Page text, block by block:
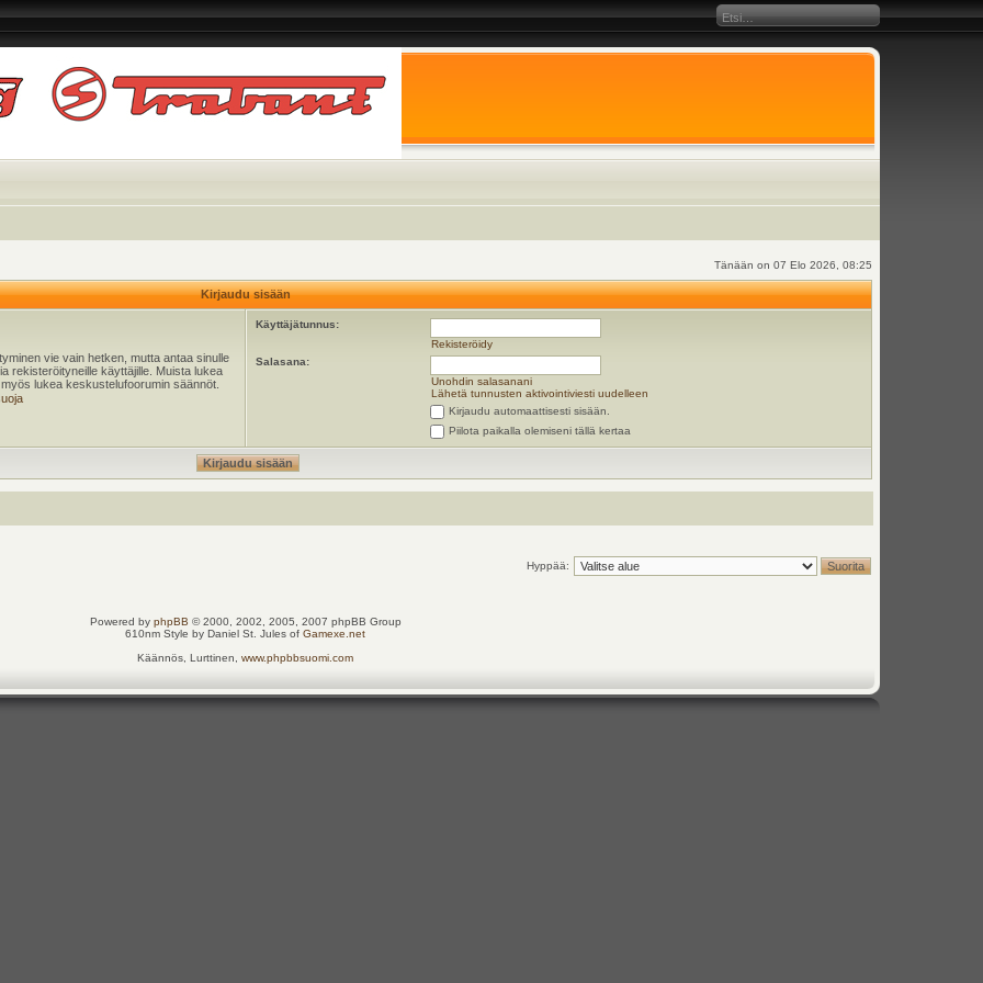
Tänään on 07 Elo 2026, 08:25
Kirjaudu sisään
vie vain hetken, mutta antaa sinulle
rekisteröityneille käyttäjille. Muista lukea
lukea keskustelufoorumin säännöt.
Käyttäjätunnus:
Rekisteröidy
Salasana:
Unohdin salasanani
Lähetä tunnusten aktivointiviesti uudelleen
Kirjaudu automaattisesti sisään.
Piilota paikalla olemiseni tällä kertaa
Hyppää:
Powered by phpBB © 2000, 2002, 2005, 2007 phpBB Group
610nm Style by Daniel St. Jules ofGamexe.net
Käännös, Lurttinen,www.phpbbsuomi.com